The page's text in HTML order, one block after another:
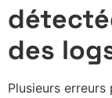
des
Plusieurs erreurs